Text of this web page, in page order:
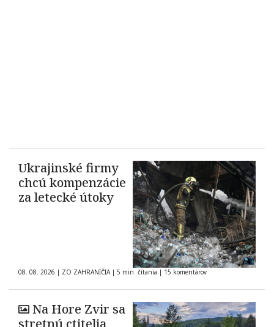
Ukrajinské firmy
chcú kompenzácie
za letecké útoky
08. 08. 2026 | ZO ZAHRANIČIA | 5 min. čítania | 15 komentárov
Na Hore Zvir sa